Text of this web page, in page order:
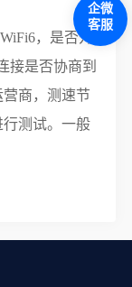
，是否开
接是否协商到
商，测速节
测试。一般
企微
客服